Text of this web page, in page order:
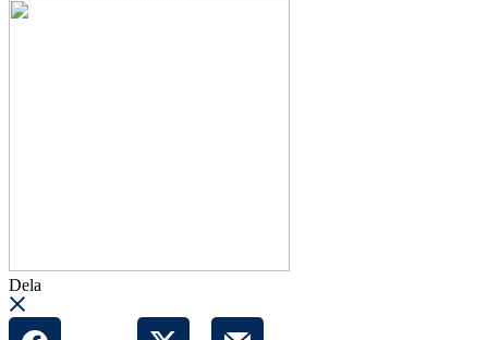
Dela